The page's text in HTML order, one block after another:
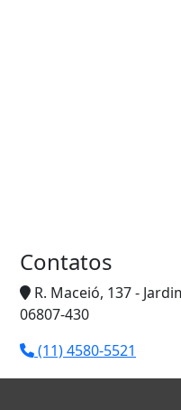
Contatos
R. Maceió, 137 -
06807-430
(11) 4580-5521